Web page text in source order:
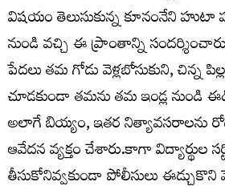
విషయం తెలుసుకున్న కూనంనేని
నుండి వచ్చి ఈ ప్రాంతాన్ని
పేదలు తమ గోడు వెళ్లబోసుకుని, చిన్న
చూడకుండా తమను తమ ఇండ్ల నుండి
అలాగే బియ్యం, ఇతర నిత్యావసరాలను
ఆవేదన వ్యక్తం చేశారు.కాగా విద్యార్థుల
తీసుకోనివ్వకుండా పోలీసులు ఈడ్చుకొని